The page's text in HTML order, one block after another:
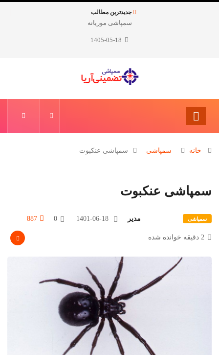
جدیدترین مطالب
سمپاشی موریانه سمپاشی ساس
1405-05-18
خانه سمپاشی سمپاشی عنکبوت
سمپاشی عنکبوت
سمپاشی مدیر 0
887
2 دقیقه خوانده شده